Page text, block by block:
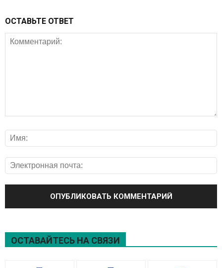
ОСТАВЬТЕ ОТВЕТ
ОСТАВАЙТЕСЬ НА СВЯЗИ